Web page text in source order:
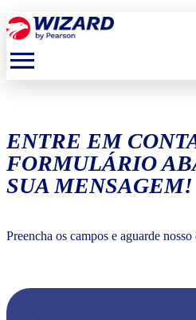
menu
ENTRE EM
FORMULÁRIO
SUA MENSAGEM!
Preencha os campos e aguarde nosso